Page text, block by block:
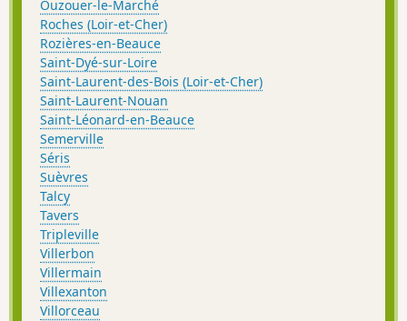
Ouzouer-le-Marché
Roches (Loir-et-Cher)
Rozières-en-Beauce
Saint-Dyé-sur-Loire
Saint-Laurent-des-Bois (Loir-et-Cher)
Saint-Laurent-Nouan
Saint-Léonard-en-Beauce
Semerville
Séris
Suèvres
Talcy
Tavers
Tripleville
Villerbon
Villermain
Villexanton
Villorceau